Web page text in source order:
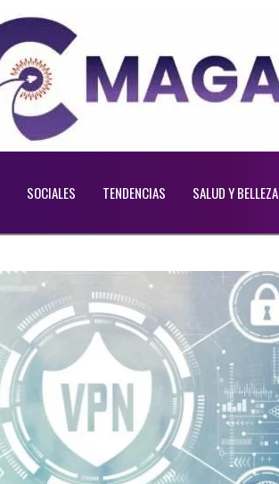
SOCIALES TENDENCIAS SALUD Y BELLEZA